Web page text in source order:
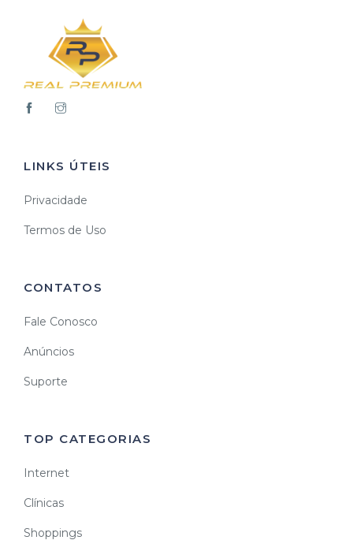
LINKS ÚTEIS
Privacidade
Termos de Uso
CONTATOS
Fale Conosco
Anúncios
Suporte
TOP CATEGORIAS
Internet
Clínicas
Shoppings